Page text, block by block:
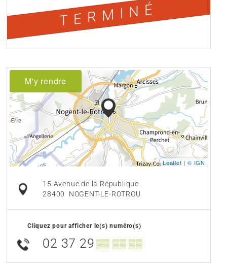
TERMINÉ
M'y rendre
Leaflet | © IGN
15 Avenue de la République
28400
NOGENT-LE-ROTROU
Cliquez pour afficher le(s) numéro(s)
02 37 29 ▒▒ ▒▒ ▒▒